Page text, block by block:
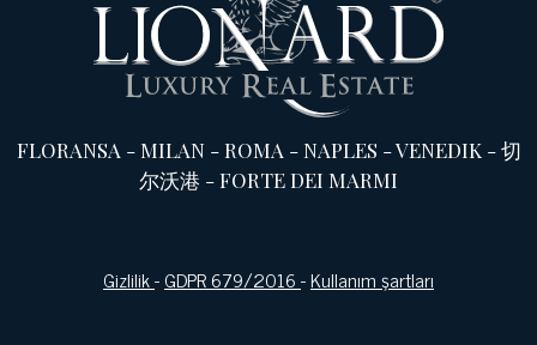
FLORANSA -MILAN-ROMA -NAPLES -VENEDIK-切
尔沃港 -FORTE DEI MARMI
Gizlilik-GDPR 679/2016-Kullanım şartları